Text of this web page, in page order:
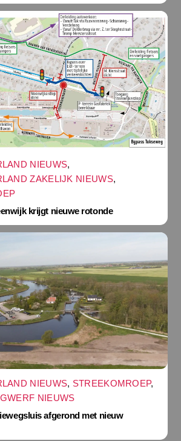
NIEUWS,
ZAKELIJK NIEUWS,
krijgt nieuwe rotonde
NIEUWS, STREEKOMROEP,
NIEUWS
afgerond met nieuw